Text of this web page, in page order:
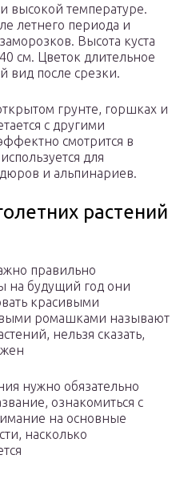
высокой температуре.
летнего периода и
Высота куста
см. Цветок длительное
вид после срезки.
грунте, горшках и
с другими
смотрится в
для
и альпинариев.
растений
правильно
на будущий год они
красивыми
ромашками называют
нельзя сказать,
нужно обязательно
ознакомиться с
на основные
насколько